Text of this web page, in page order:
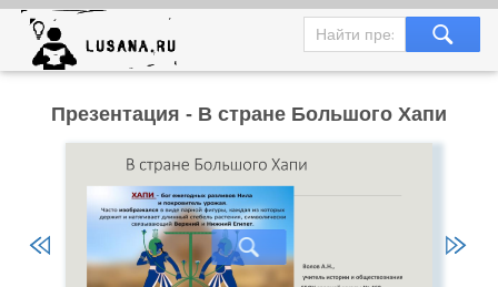
Презентация - В стране Большого Хапи